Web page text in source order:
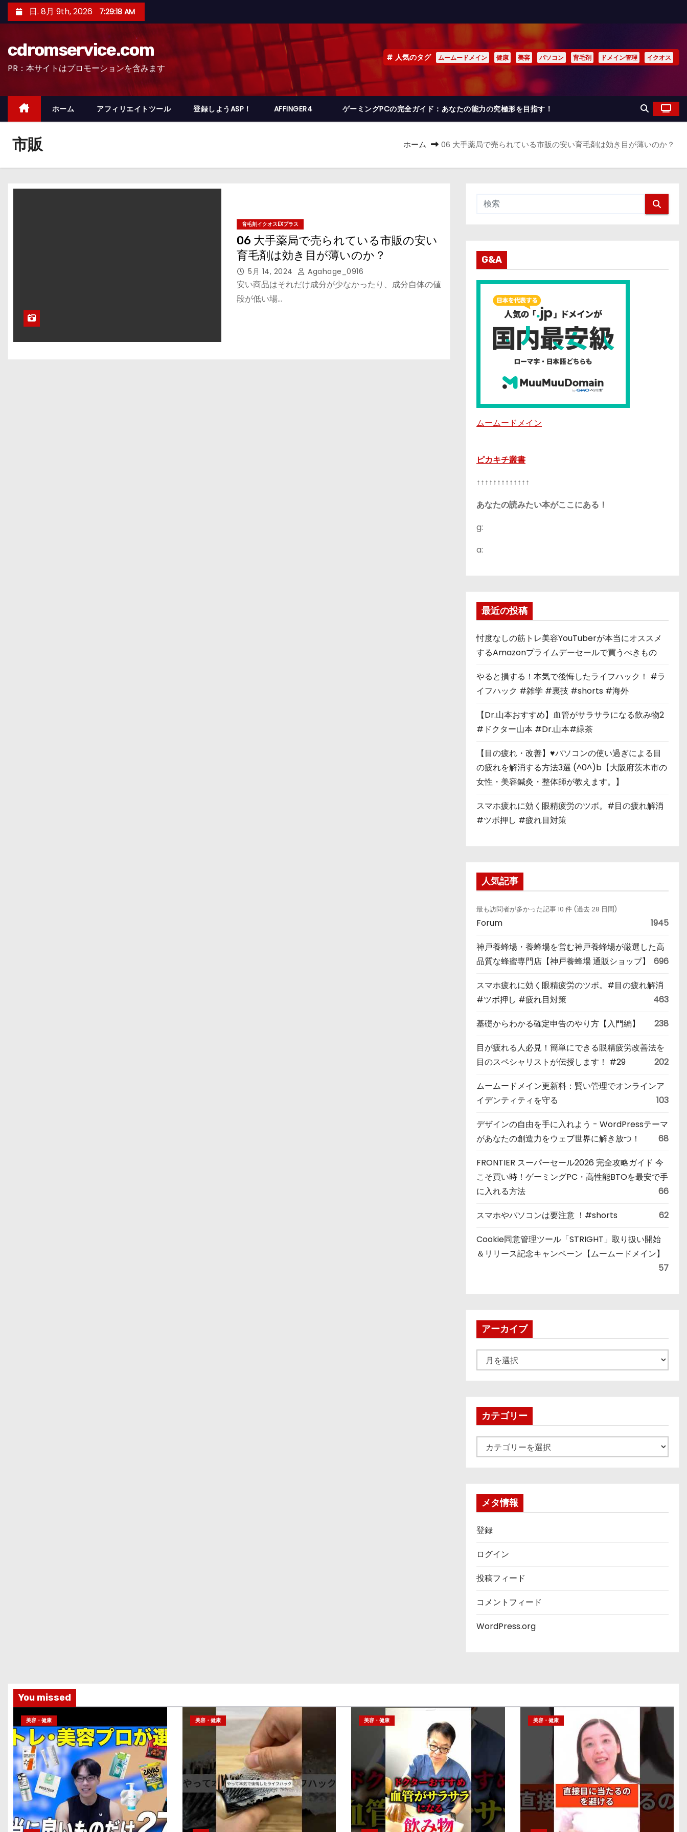
ン
ッ
日. 8月 9th, 2026 7:29:19 AM
cdromservice.com
PR：本サイトはプロモーションを含みます
人気のタグ ムームードメイン 健康 美容 パソコン 育毛剤 ドメイン管理 イクオス
ホーム アフィリエイトツール 登録しようASP！ AFFINGER4 ゲーミングPCの完全ガイド：あなたの能力の究極形を目指す！
市販 ホーム 06 大手薬局で売られている市販の安い育毛剤は効き目が薄いのか？
育毛剤イクオスEXプラス
06 大手薬局で売られている市販の安い
育毛剤は効き目が薄いのか？
5月 14, 2024 Agahage_0916
安い商品はそれだけ成分が少なかったり、成分自体の値
段が低い場…
G&A
ムームードメイン
ピカキチ叢書
↑↑↑↑↑↑↑↑↑↑↑↑↑
あなたの読みたい本がここにある！
g:
a:
最近の投稿
忖度なしの筋トレ美容YouTuberが本当にオススメ
するAmazonプライムデーセールで買うべきもの
やると損する！本気で後悔したライフハック！ #ラ
イフハック #雑学 #裏技 #shorts #海外
【Dr.山本おすすめ】血管がサラサラになる飲み物2
#ドクター山本 #Dr.山本#緑茶
【目の疲れ・改善】♥パソコンの使い過ぎによる目
の疲れを解消する方法3選 (^0^)b【大阪府茨木市の
女性・美容鍼灸・整体師が教えます。】
スマホ疲れに効く眼精疲労のツボ。#目の疲れ解消
#ツボ押し #疲れ目対策
人気記事
最も訪問者が多かった記事 10 件 (過去 28 日間)
Forum 1945
神戸養蜂場・養蜂場を営む神戸養蜂場が厳選した高
品質な蜂蜜専門店【神戸養蜂場 通販ショップ】
696
スマホ疲れに効く眼精疲労のツボ。#目の疲れ解消
#ツボ押し #疲れ目対策
463
基礎からわかる確定申告のやり方【入門編】 238
目が疲れる人必見！簡単にできる眼精疲労改善法を
目のスペシャリストが伝授します！ #29
202
ムームードメイン更新料：賢い管理でオンラインア
イデンティティを守る
103
デザインの自由を手に入れよう - WordPressテーマ
があなたの創造力をウェブ世界に解き放つ！
68
FRONTIER スーパーセール2026 完全攻略ガイド 今
こそ買い時！ゲーミングPC・高性能BTOを最安で手
に入れる方法
66
スマホやパソコンは要注意 ！#shorts 62
Cookie同意管理ツール「STRIGHT」取り扱い開始
＆リリース記念キャンペーン【ムームードメイン】
57
アーカイブ
ー
ブカテゴリー
テ
メタ情報
登録
ログイン
投稿フィード
コメントフィード
WordPress.org
You missed
美容・健康 美容・健康 美容・健康 美容・健康